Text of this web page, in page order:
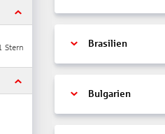
Stern Brasilien
Bulgarien